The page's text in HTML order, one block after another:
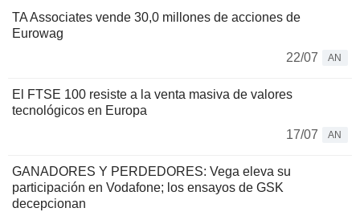
TA Associates vende 30,0 millones de acciones de
Eurowag
22/07
AN
El FTSE 100 resiste a la venta masiva de valores
tecnológicos en Europa
17/07
AN
GANADORES Y PERDEDORES: Vega eleva su
participación en Vodafone; los ensayos de GSK
decepcionan